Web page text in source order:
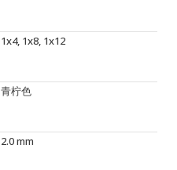
1x4, 1x8, 1x12
青柠色
2.0 mm